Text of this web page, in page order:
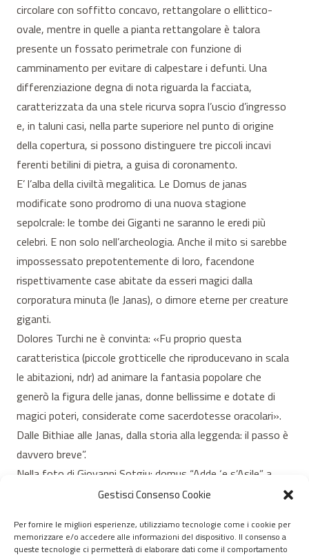
Gestisci Consenso Cookie
Per fornire le migliori esperienze, utilizziamo tecnologie come i cookie per
memorizzare e/o accedere alle informazioni del dispositivo. Il consenso a
queste tecnologie ci permetterà di elaborare dati come il comportamento
circolare con soffitto concavo, rettangolare o ellittico-
ovale, mentre in quelle a pianta rettangolare è talora
presente un fossato perimetrale con funzione di
camminamento per evitare di calpestare i defunti. Una
differenziazione degna di nota riguarda la facciata,
caratterizzata da una stele ricurva sopra l’uscio d’ingresso
e, in taluni casi, nella parte superiore nel punto di origine
della copertura, si possono distinguere tre piccoli incavi
ferenti betilini di pietra, a guisa di coronamento.
E’ l’alba della civiltà megalitica. Le Domus de janas
modificate sono prodromo di una nuova stagione
sepolcrale: le tombe dei Giganti ne saranno le eredi più
celebri. E non solo nell’archeologia. Anche il mito si sarebbe
impossessato prepotentemente di loro, facendone
rispettivamente case abitate da esseri magici dalla
corporatura minuta (le Janas), o dimore eterne per creature
giganti.
Dolores Turchi ne è convinta: «Fu proprio questa
caratteristica (piccole grotticelle che riproducevano in scala
le abitazioni, ndr) ad animare la fantasia popolare che
generò la figura delle janas, donne bellissime e dotate di
magici poteri, considerate come sacerdotesse oracolari».
Dalle Bithiae alle Janas, dalla storia alla leggenda: il passo è
davvero breve”.
Nella foto di Giovanni Sotgiu: domus “Adde ‘e s’Asile” a
© 2020 – 2026 Nurnet – La rete dei Nuraghi – webdesign: